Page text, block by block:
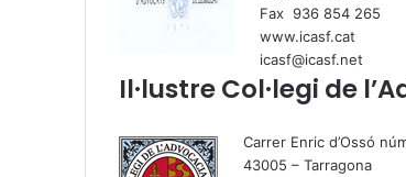
Fax 936 854 265
www.icasf.cat
icasf@icasf.net
Il·lustre Col·legi de
Carrer Enric d’Ossó
43005 – Tarragona